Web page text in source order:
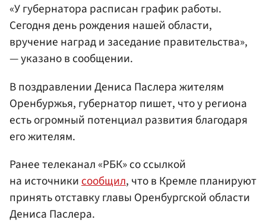
«У губернатора расписан график работы.
Сегодня день рождения нашей области,
вручение наград и заседание правительства»,
— указано в сообщении.
В поздравлении Дениса Паслера жителям
Оренбуржья, губернатор пишет, что у региона
есть огромный потенциал развития благодаря
его жителям.
Ранее телеканал «РБК» со ссылкой
на источникисообщил, что в Кремле планируют
принять отставку главы Оренбургской области
Дениса Паслера.